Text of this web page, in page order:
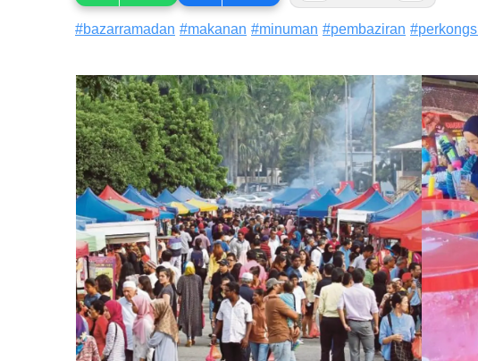
#bazarramadan #makanan #minuman #pembaziran #